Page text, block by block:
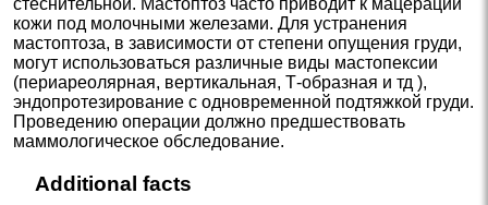
стеснительной. Мастоптоз часто приводит к мацерации
кожи под молочными железами. Для устранения
мастоптоза, в зависимости от степени опущения груди,
могут использоваться различные виды мастопексии
(периареолярная, вертикальная, Т-образная и тд ),
эндопротезирование с одновременной подтяжкой груди.
Проведению операции должно предшествовать
маммологическое обследование.
Additional facts